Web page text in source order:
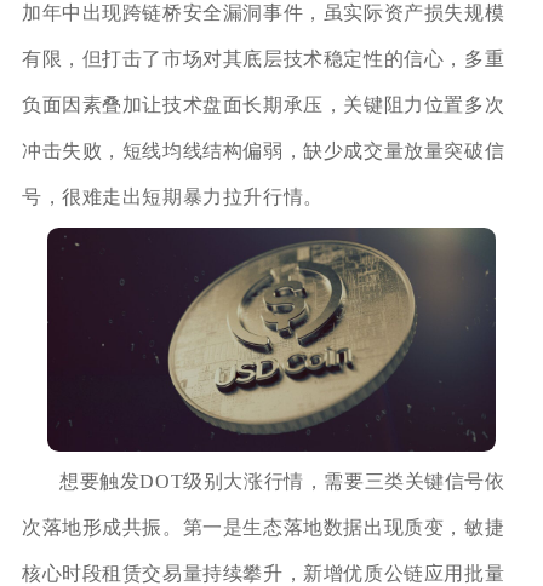
加年中出现跨链桥安全漏洞事件，虽实际资产损失规模
有限，但打击了市场对其底层技术稳定性的信心，多重
负面因素叠加让技术盘面长期承压，关键阻力位置多次
冲击失败，短线均线结构偏弱，缺少成交量放量突破信
号，很难走出短期暴力拉升行情。
想要触发DOT级别大涨行情，需要三类关键信号依
次落地形成共振。第一是生态落地数据出现质变，敏捷
核心时段租赁交易量持续攀升，新增优质公链应用批量